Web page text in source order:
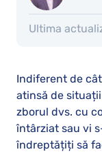
Ultima
Indiferent de
atinsă de
zborul dvs. cu
întârziat sau vi
îndreptățiți să